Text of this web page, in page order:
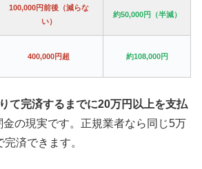
100,000円前後（減らな
い）
約50,000円（半減）
400,000円超 約108,000円
て完済するまでに20万円以上を支払
金の現実です。正規業者なら同じ5万
済できます。